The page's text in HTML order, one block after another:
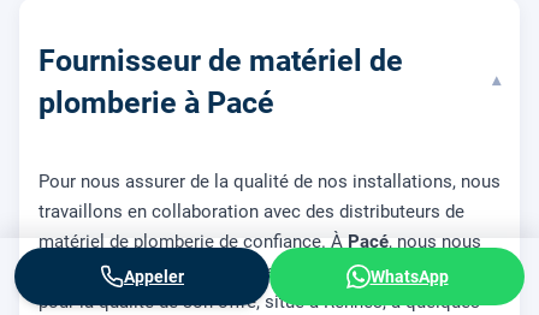
Fournisseur de matériel de
plomberie à Pacé
▾
Pour nous assurer de la qualité de nos installations, nous
travaillons en collaboration avec des distributeurs de
matériel de plomberie de confiance. À Pacé, nous nous
approvisionnons chez Brossette, un distributeur reconnu
pour la qualité de son offre, situé à Rennes, à quelques
Appeler WhatsApp